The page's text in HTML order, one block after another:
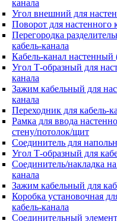
канала
Угол внешний для
Поворот для настенного
Перегородка
кабель-канала
Кабель-канал
Угол Т-образный для
канала
Зажим кабельный для
канала
Переходник для кабель-
Рамка для ввода
стену/потолок/щит
Соединитель для
Угол Т-образный для
Соединитель/накладка
канала
Зажим кабельный для
Коробка установочная
кабель-канала
Соединительный